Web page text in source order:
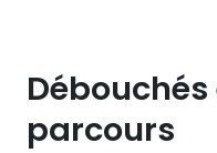
parcours